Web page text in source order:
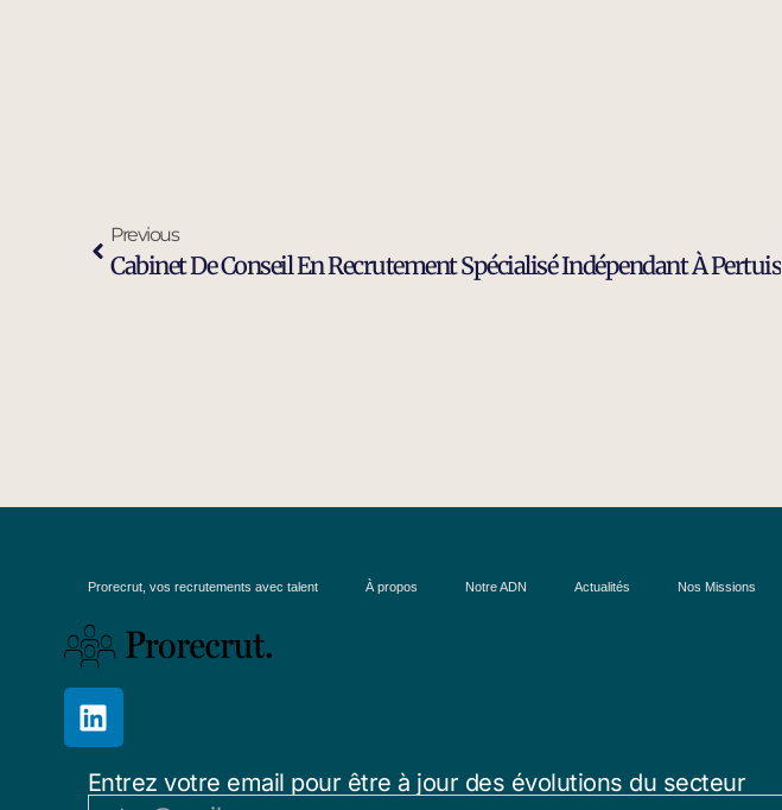
Previous
Cabinet De Conseil En Recrutement Spécialisé Indépendant À Pertuis
Prorecrut, vos recrutements avec talent À propos Notre ADN Actualités Nos Missions
Entrez votre email pour être à jour des évolutions du secteur